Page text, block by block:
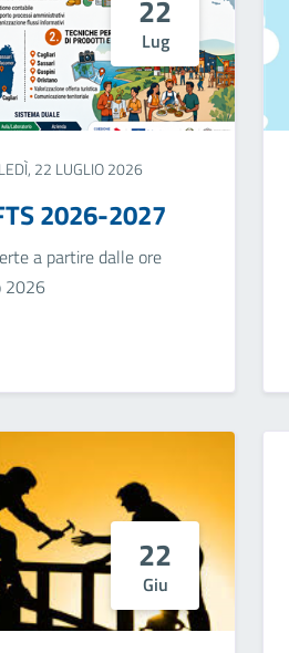
22
Lug
22 LUGLIO 2026
2026-2027
a partire dalle ore
2026
22
Giu